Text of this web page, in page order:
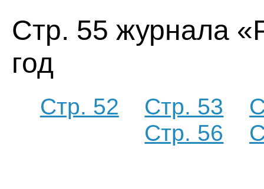
Стр. 55 журнала
год
Стр. 52 Стр. 53
Стр. 56